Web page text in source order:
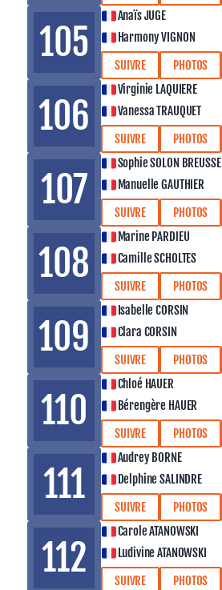
105
Anaïs JUGE
Harmony VIGNON
SUIVRE
PHOTOS
106
Virginie LAQUIERE
Vanessa TRAUQUET
SUIVRE
PHOTOS
107
Sophie SOLON BREUSSE
Manuelle GAUTHIER
SUIVRE
PHOTOS
108
Marine PARDIEU
Camille SCHOLTES
SUIVRE
PHOTOS
109
Isabelle CORSIN
Clara CORSIN
SUIVRE
PHOTOS
110
Chloé HAUER
Bérengère HAUER
SUIVRE
PHOTOS
111
Audrey BORNE
Delphine SALINDRE
SUIVRE
PHOTOS
112
Carole ATANOWSKI
Ludivine ATANOWSKI
SUIVRE
PHOTOS